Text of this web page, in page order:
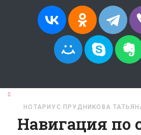
НОТАРИУС ПРУДНИКОВА
Навигация по